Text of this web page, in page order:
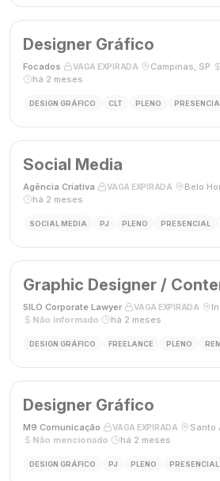
Designer Gráfico
Focados VAGA EXPIRADA Campinas, SP
há 2 meses
DESIGN GRÁFICO CLT PLENO
Social Media
Agência Criativa VAGA EXPIRADA
há 2 meses
SOCIAL MEDIA PJ PLENO PRESENCIAL
Graphic Designer /
SILO Corporate Lawyer VAGA EXPIRADA
Não informado
há 2 meses
DESIGN GRÁFICO FREELANCE PLENO
Designer Gráfico
M9 Comunicação VAGA EXPIRADA Santo
Não mencionado
há 2 meses
DESIGN GRÁFICO PJ PLENO PRESENCIAL